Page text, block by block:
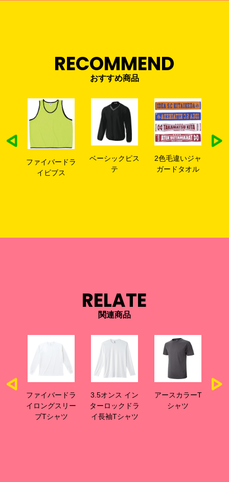
RECOMMEND
おすすめ商品
ファイバードラ
イビブス
ベーシックピス
テ
2色毛違いジャ
ガードタオル
RELATE
関連商品
ファイバードラ
イロングスリー
ブTシャツ
3.5オンス イン
ターロックドラ
イ長袖Tシャツ
アースカラーT
シャツ